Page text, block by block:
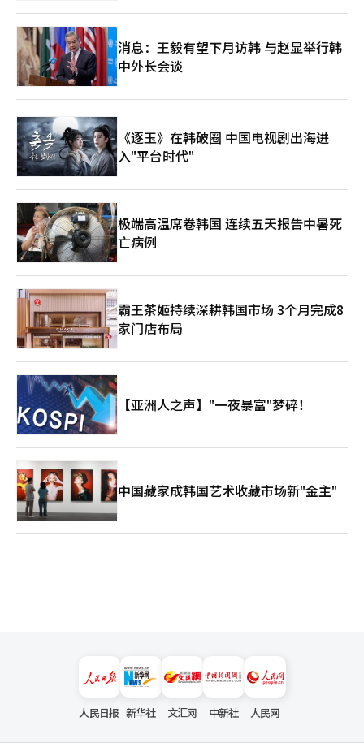
消息：王毅有望下月访韩 与赵显举行韩
中外长会谈
《逐玉》在韩破圈 中国电视剧出海进
入"平台时代"
极端高温席卷韩国 连续五天报告中暑死
亡病例
霸王茶姬持续深耕韩国市场 3个月完成8
家门店布局
【亚洲人之声】"一夜暴富"梦碎！
中国藏家成韩国艺术收藏市场新"金主"
人民日报 新华社 文汇网 中新社 人民网